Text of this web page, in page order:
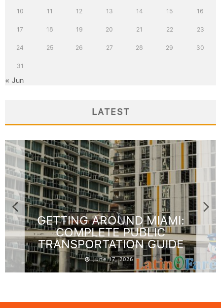
10 11 12 13 14 15 16
17 18 19 20 21 22 23
24 25 26 27 28 29 30
31
« Jun
LATEST
GETTING AROUND MIAMI:
COMPLETE PUBLIC
TRANSPORTATION GUIDE
June 17, 2026